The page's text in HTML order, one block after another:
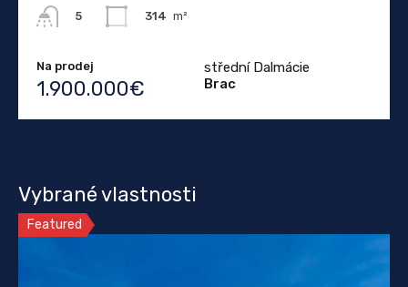
5
314 m²
Na prodej
1.900.000€
střední Dalmácie
Brac
Vybrané vlastnosti
Featured